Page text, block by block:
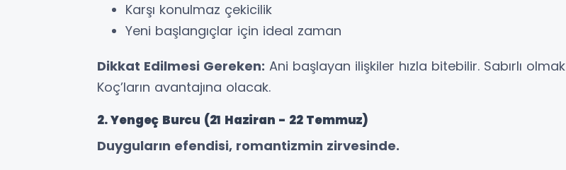
Karşı konulmaz çekicilik
Yeni başlangıçlar için ideal zaman
Dikkat Edilmesi Gereken: Ani başlayan ilişkiler hızla bitebilir. Sabırlı olmak
Koç’ların avantajına olacak.
2. Yengeç Burcu (21 Haziran - 22 Temmuz)
Duyguların efendisi, romantizmin zirvesinde.